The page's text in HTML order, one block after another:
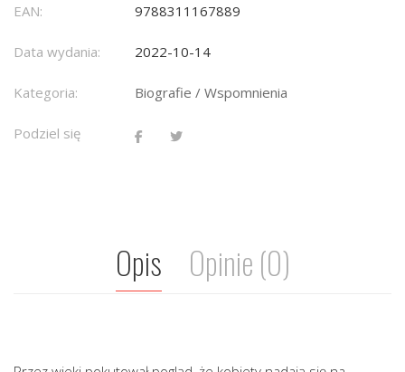
EAN: 9788311167889
Data wydania: 2022-10-14
Kategoria: Biografie / Wspomnienia
Podziel się
Opis Opinie (0)